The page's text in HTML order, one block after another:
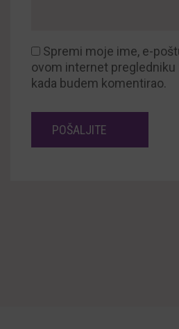
Spremi moje ime, e-
ovom internet
kada budem komentirao.